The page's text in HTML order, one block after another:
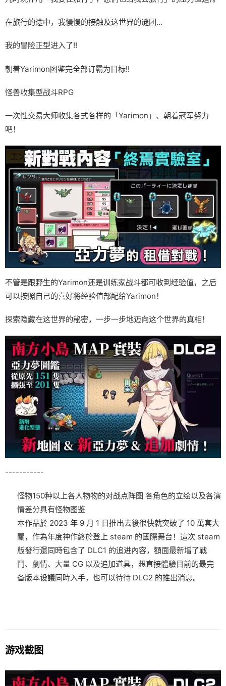
在旅行的途中，我慢慢的接触及这世界的谜团...
我的冒险正型进入了!!
朝着Yarimon图鉴完全部订霸为目标!!
怪兽收集型战斗RPG
一次性交易大师收集各式各样的「Yarimon」、朝着冠军努力
吧！
不管是跟野生的Yarimon还是训练家战斗都可收到经验值，之后
可以按照自己的喜好将经验值部配给Yarimon！
探索隐藏在这世界的秘密，一步一步地迈向这个世界的真相！
-----------
怪物150种以上各人物物的对战点阵图 各角色的立绘以及各演
情差分具有怪物图鉴
本作品於 2023 年 9 月 1 日推出去後很快就突破了 10 萬套大
關，作為年度神作終於登上 steam 的國際舞台！這次 steam
版發行還同時包含了 DLC1 的追进內容，額面最新增了戰
鬥、劇情、大量 CG 以及追加道具，想直接體驗目前的最完
备版本设議同時入手，也可以待待 DLC2 的推出消息。
游戏截图